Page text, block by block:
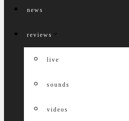
news
reviews
live
sounds
videos